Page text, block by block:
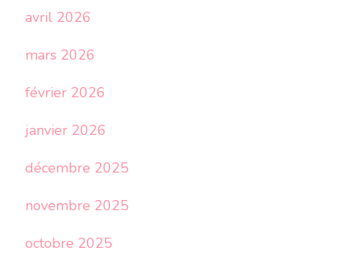
avril 2026
mars 2026
février 2026
janvier 2026
décembre 2025
novembre 2025
octobre 2025